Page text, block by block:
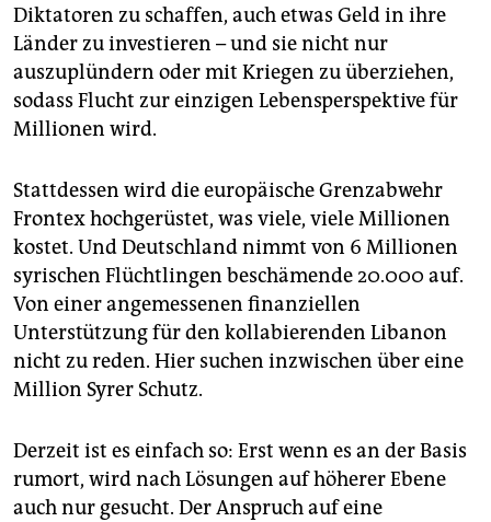
Diktatoren zu schaffen, auch etwas Geld in ihre
Länder zu investieren – und sie nicht nur
auszuplündern oder mit Kriegen zu überziehen,
sodass Flucht zur einzigen Lebensperspektive für
Millionen wird.
Stattdessen wird die europäische Grenzabwehr
Frontex hochgerüstet, was viele, viele Millionen
kostet. Und Deutschland nimmt von 6 Millionen
syrischen Flüchtlingen beschämende 20.000 auf.
Von einer angemessenen finanziellen
Unterstützung für den kollabierenden Libanon
nicht zu reden. Hier suchen inzwischen über eine
Million Syrer Schutz.
Derzeit ist es einfach so: Erst wenn es an der Basis
rumort, wird nach Lösungen auf höherer Ebene
auch nur gesucht. Der Anspruch auf eine